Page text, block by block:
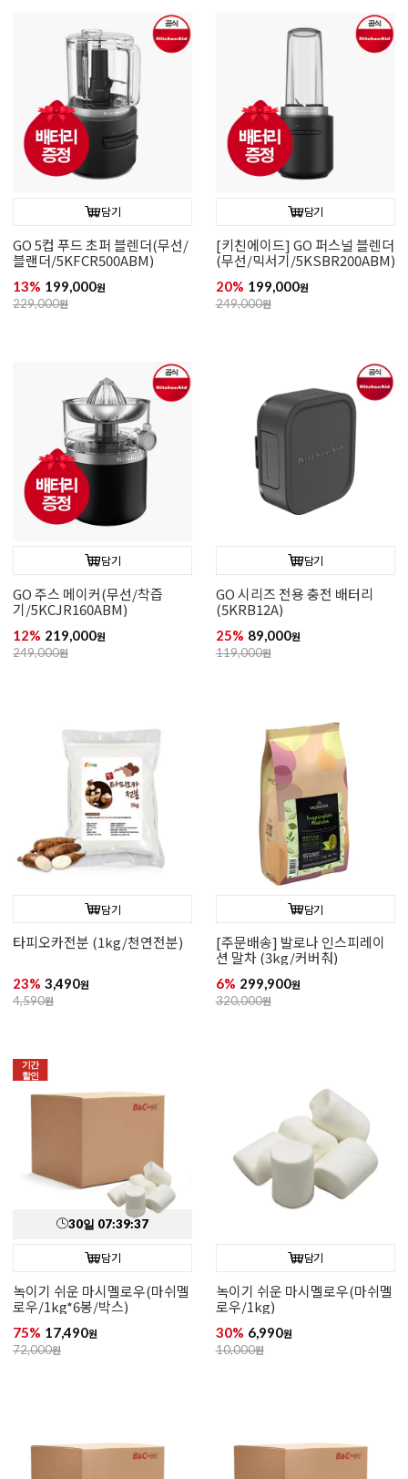
담기
GO 5컵 푸드 초퍼 블렌더(무선/
블랜더/5KFCR500ABM)
13% 199,000원
229,000원
담기
[키친에이드] GO 퍼스널 블렌더
(무선/믹서기/5KSBR200ABM)
20% 199,000원
249,000원
담기
GO 주스 메이커(무선/착즙
기/5KCJR160ABM)
12% 219,000원
249,000원
담기
GO 시리즈 전용 충전 배터리
(5KRB12A)
25% 89,000원
119,000원
담기
타피오카전분 (1kg/천연전분)
23% 3,490원
4,590원
담기
[주문배송] 발로나 인스피레이
션 말차 (3kg/커버춰)
6% 299,900원
320,000원
기간
할인
30일 07:39:35
담기
녹이기 쉬운 마시멜로우(마쉬멜
로우/1kg*6봉/박스)
75% 17,490원
72,000원
담기
녹이기 쉬운 마시멜로우(마쉬멜
로우/1kg)
30% 6,990원
10,000원